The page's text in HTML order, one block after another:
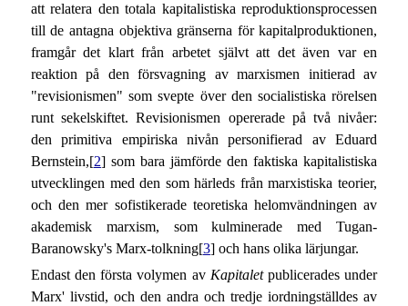
att relatera den totala kapitalistiska reproduktionsprocessen
till de antagna objektiva gränserna för kapitalproduktionen,
framgår det klart från arbetet självt att det även var en
reaktion på den försvagning av marxismen initierad av
"revisionismen" som svepte över den socialistiska rörelsen
runt sekelskiftet. Revisionismen opererade på två nivåer:
den primitiva empiriska nivån personifierad av Eduard
Bernstein,[2] som bara jämförde den faktiska kapitalistiska
utvecklingen med den som härleds från marxistiska teorier,
och den mer sofistikerade teoretiska helomvändningen av
akademisk marxism, som kulminerade med Tugan-
Baranowsky's Marx-tolkning[3] och hans olika lärjungar.
Endast den första volymen av Kapitaletpublicerades under
Marx' livstid, och den andra och tredje iordningställdes av